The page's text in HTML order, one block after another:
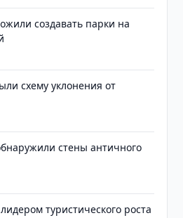
создавать парки на
схему уклонения от
стены античного
туристического роста